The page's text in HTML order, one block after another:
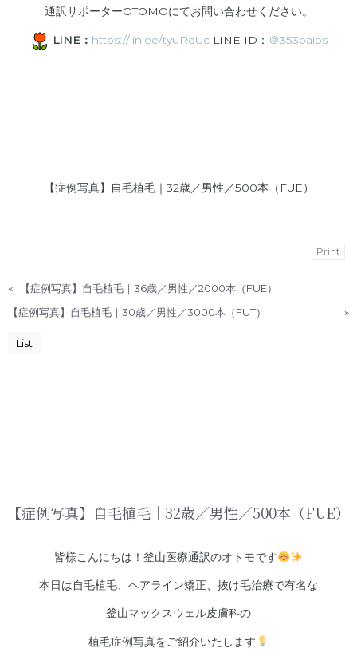
通訳サポーターOTOMOにてお問い合わせください。
LINE： https://lin.ee/tyuRdUcLINE ID： ＠353oaibs
【症例写真】自毛植毛｜32歳／男性／500本（FUE）
Print
«
【症例写真】自毛植毛｜36歳／男性／2000本（FUE）
【症例写真】自毛植毛｜30歳／男性／3000本（FUT）
»
List
【症例写真】自毛植毛｜32歳／男性／500本（FUE）
皆様こんにちは！釜山医療通訳のオトモです
本日は自毛植毛、ヘアライン矯正、抜け毛治療で有名な
釜山マックスウェル皮膚科の
植毛症例写真をご紹介いたします